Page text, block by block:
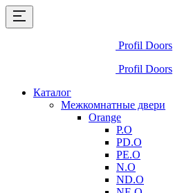
Profil Doors
Profil Doors
Каталог
Межкомнатные двери
Orange
P.O
PD.O
PE.O
N.O
ND.O